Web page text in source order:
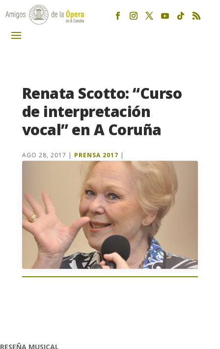
Renata Scotto: “Curso
de interpretación
vocal” en A Coruña
AGO 28, 2017 | PRENSA 2017 |
RESEÑA MUSICAL